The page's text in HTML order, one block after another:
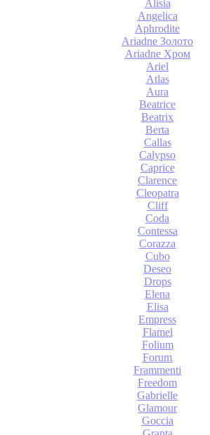
Alisia
Angelica
Aphrodite
Ariadne Золото
Ariadne Хром
Ariel
Atlas
Aura
Beatrice
Beatrix
Berta
Callas
Calypso
Caprice
Clarence
Cleopatra
Cliff
Coda
Contessa
Corazza
Cubo
Deseo
Drops
Elena
Elisa
Empress
Flamel
Folium
Forum
Frammenti
Freedom
Gabrielle
Glamour
Goccia